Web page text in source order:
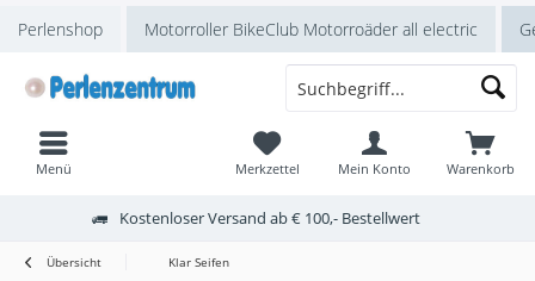
Perlenshop Motorroller BikeClub Motorroäder all electric
Kostenloser Versand ab € 100,- Bestellwert
Warenkorb
Merkzettel Mein Konto
Menü
Übersicht Klar Seifen